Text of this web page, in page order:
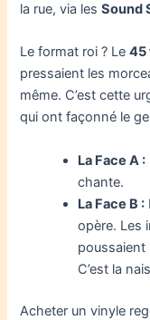
la rue, via lesSound
Le format roi ? Le45
pressaient les
même. C’est cette
qui ont façonné le
La Face A :
chante.
La Face B :
opère. Les
poussaient
C’est la
Acheter un vinyle